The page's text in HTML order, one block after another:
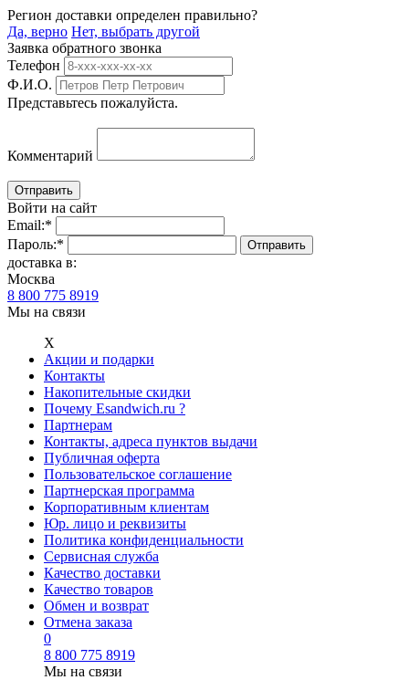
Регион доставки определен правильно?
Да, верно Нет, выбрать другой
Заявка обратного звонка
Телефон
Ф.И.О.
Представьтесь пожалуйста.
Комментарий
Войти на сайт
Email:*
Пароль:*
доставка в:
Москва
8 800 775 8919
Мы на связи
Х
Акции и подарки
Контакты
Накопительные скидки
Почему Esandwich.ru ?
Партнерам
Контакты, адреса пунктов выдачи
Публичная оферта
Пользовательское соглашение
Партнерская программа
Корпоративным клиентам
Юр. лицо и реквизиты
Политика конфиденциальности
Сервисная служба
Качество доставки
Качество товаров
Обмен и возврат
Отмена заказа
0
8 800 775 8919
Мы на связи